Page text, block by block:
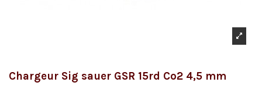
Chargeur Sig sauer GSR 15rd Co2 4,5 mm